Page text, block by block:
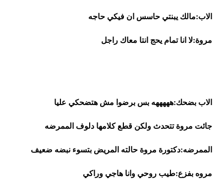
الاب:مالك يبنتي حاسس ان فيكي حاجه
مروة:لا انا تمام يحج انتا معاك راجل
الاب بضحك:هههههه بس برضوا مش هتضحكي عليا
جائت مروة تتحدث ولكن قطع كلامها دلوف الممرضه
الممرضه:دكتورة مروة حالته المريض بتسوء نبضه ضعيف
مروه بفزع:طيب روحي وانا هاجي وراكي